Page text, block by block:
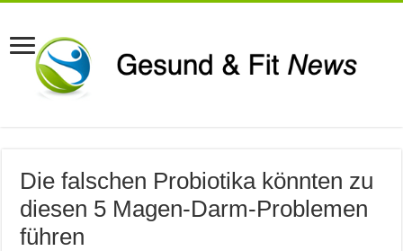
Die falschen Probiotika könnten zu
diesen 5 Magen-Darm-Problemen
führen